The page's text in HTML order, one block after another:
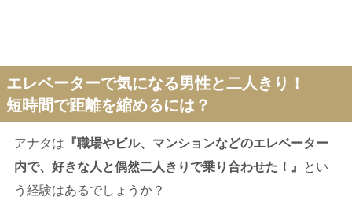
エレベーターで気になる男性と二人きり！
短時間で距離を縮めるには？
アナタは 『職場やビル、マンションなどのエレベーター
内で、好きな人と偶然二人きりで乗り合わせた！』
とい
う経験はあるでしょうか？